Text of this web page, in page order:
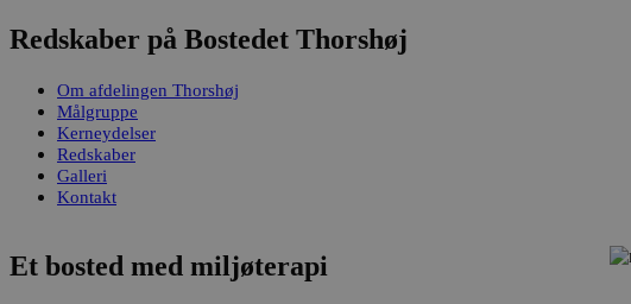
Redskaber på Bostedet Thorshøj
Om afdelingen Thorshøj
Målgruppe
Kerneydelser
Redskaber
Galleri
Kontakt
Et bosted med miljøterapi